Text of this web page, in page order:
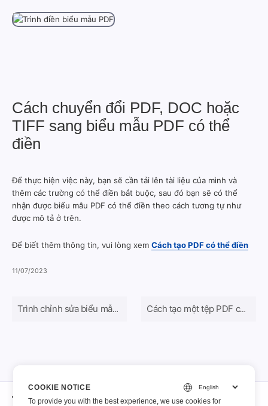
Cách chuyển đổi PDF, DOC hoặc
TIFF sang biểu mẫu PDF có thể
điền
Để thực hiện việc này, bạn sẽ cần tải lên tài liệu của mình và
thêm các trường có thể điền bắt buộc, sau đó bạn sẽ có thể
nhận được biểu mẫu PDF có thể điền theo cách tương tự như
được mô tả ở trên.
Để biết thêm thông tin, vui lòng xem Cách tạo PDF có thể điền
11/07/2023
Trình chỉnh sửa biểu mẫu PDF miễn phí trực tuyến tốt nhất năm 2024 Cách tạo một tệp PDF có thể điền
Trong khoảng
COOKIE NOTICE
To provide you with the best experience, we use cookies for